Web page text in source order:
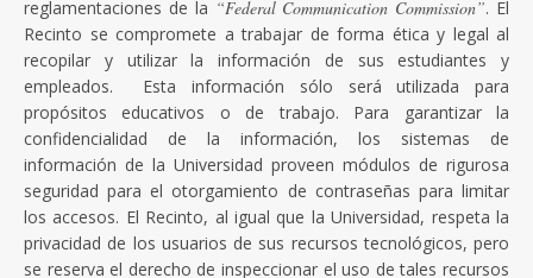
reglamentaciones de la “Federal Communication Commission”. El
Recinto se compromete a trabajar de forma ética y legal al
recopilar y utilizar la información de sus estudiantes y
empleados. Esta información sólo será utilizada para
propósitos educativos o de trabajo. Para garantizar la
confidencialidad de la información, los sistemas de
información de la Universidad proveen módulos de rigurosa
seguridad para el otorgamiento de contraseñas para limitar
los accesos. El Recinto, al igual que la Universidad, respeta la
privacidad de los usuarios de sus recursos tecnológicos, pero
se reserva el derecho de inspeccionar el uso de tales recursos